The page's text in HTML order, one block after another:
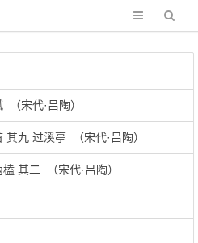
宋代·吕陶）
九 过溪亭 （宋代·吕陶）
其二 （宋代·吕陶）